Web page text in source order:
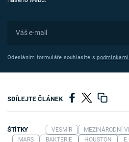
Odesláním formuláře souhlasíte s
SDÍLEJTE ČLÁNEK
ŠTÍTKY VESMÍR MEZINÁRODNÍ
MARS
BAKTERIE HOUSTON